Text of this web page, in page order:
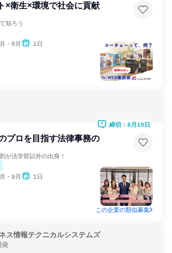
×衛生×環境で社会に貢献
知ろう
・9月 1日
プロを目指す法律事務の
法学部以外の出身！
・9月 1日
締切：8月19日
この企業の類似募集
ス情報テクニカルシステムズ
発